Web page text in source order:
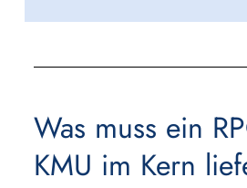
Was muss ein
KMU im Kern